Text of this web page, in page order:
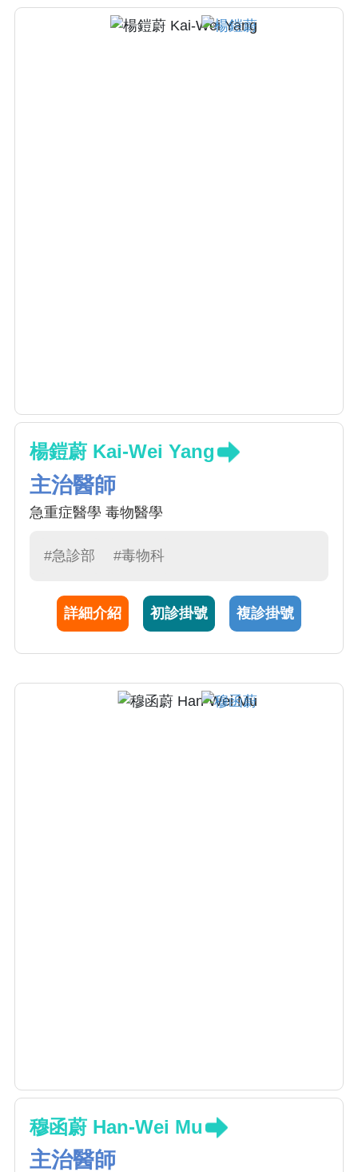
楊鎧蔚 Kai-Wei Yang
主治醫師
急重症醫學 毒物醫學
#急診部 #毒物科
詳細介紹 初診掛號 複診掛號
穆函蔚 Han-Wei Mu
主治醫師